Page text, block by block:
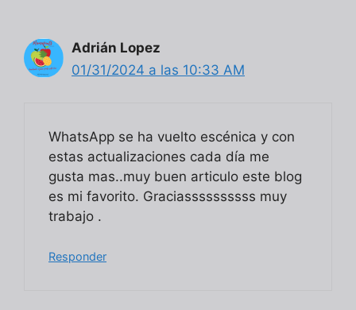
Adrián Lopez
01/31/2024 a las 10:33 AM
WhatsApp se ha vuelto escénica y con
estas actualizaciones cada día me
gusta mas..muy buen articulo este blog
es mi favorito. Graciassssssssss muy
trabajo .
Responder